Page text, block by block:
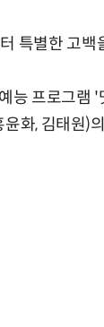
특별한 고백
능 프로그
화, 김태원)